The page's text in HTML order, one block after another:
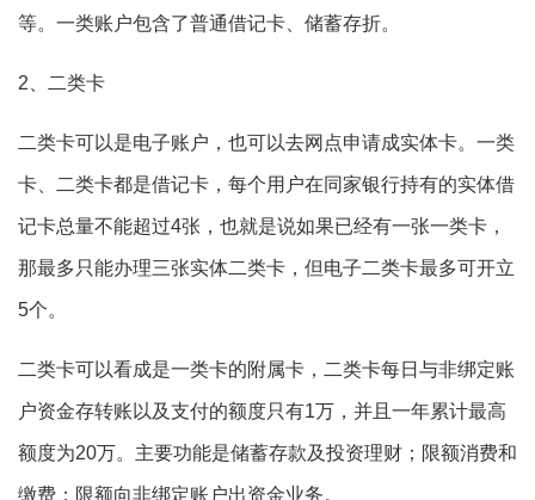
等。一类账户包含了普通借记卡、储蓄存折。
2、二类卡
二类卡可以是电子账户，也可以去网点申请成实体卡。一类
卡、二类卡都是借记卡，每个用户在同家银行持有的实体借
记卡总量不能超过4张，也就是说如果已经有一张一类卡，
那最多只能办理三张实体二类卡，但电子二类卡最多可开立
5个。
二类卡可以看成是一类卡的附属卡，二类卡每日与非绑定账
户资金存转账以及支付的额度只有1万，并且一年累计最高
额度为20万。主要功能是储蓄存款及投资理财；限额消费和
缴费；限额向非绑定账户出资金业务。